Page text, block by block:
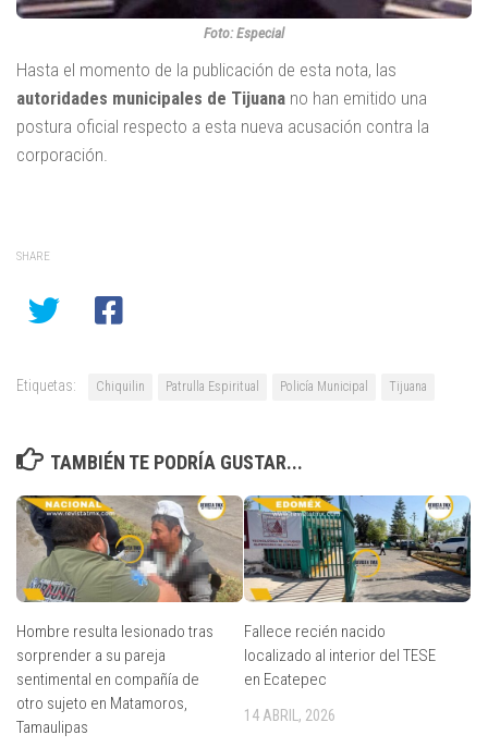
Foto: Especial
Hasta el momento de la publicación de esta nota, las
autoridades municipales de Tijuana no han emitido una
postura oficial respecto a esta nueva acusación contra la
corporación.
SHARE
Etiquetas: Chiquilin Patrulla Espiritual Policía Municipal Tijuana
TAMBIÉN TE PODRÍA GUSTAR...
Hombre resulta lesionado tras
sorprender a su pareja
sentimental en compañía de
otro sujeto en Matamoros,
Tamaulipas
Fallece recién nacido
localizado al interior del TESE
en Ecatepec
14 ABRIL, 2026